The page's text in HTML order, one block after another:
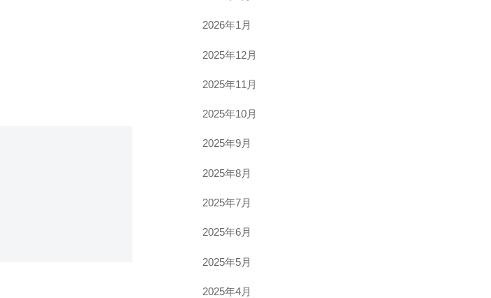
2026年1月
2025年12月
2025年11月
2025年10月
2025年9月
2025年8月
2025年7月
2025年6月
2025年5月
2025年4月